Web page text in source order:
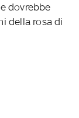
dovrebbe
della rosa di